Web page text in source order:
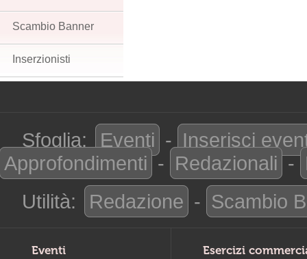
Scambio Banner
Inserzionisti
Sfoglia: Eventi - Inserisci
Approfondimenti - Redazionali -
Utilità:
Redazione - Scambio
Eventi Esercizi